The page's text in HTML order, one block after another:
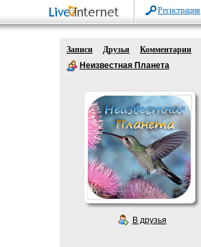
Регистрация
Записи Друзья
Комментарии
Неизвестная Планета
В друзья